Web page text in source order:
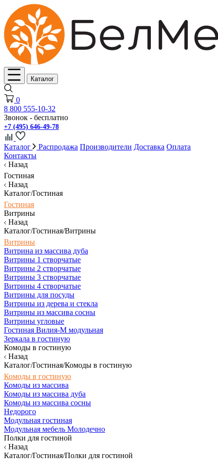
Каталог
0
8 800 555-10-32
Звонок - бесплатно
+7 (495) 646-49-78
Каталог Распродажа Производители Доставка Оплата
Контакты
Назад
Гостиная
Назад
Каталог/Гостиная
Гостиная
Витрины
Назад
Каталог/Гостиная/Витрины
Витрины
Витрина из массива дуба
Витрины 1 створчатые
Витрины 2 створчатые
Витрины 3 створчатые
Витрины 4 створчатые
Витрины для посуды
Витрины из дерева и стекла
Витрины из массива сосны
Витрины угловые
Гостиная Вилия-М модульная
Зеркала в гостиную
Комоды в гостиную
Назад
Каталог/Гостиная/Комоды в гостиную
Комоды в гостиную
Комоды из массива
Комоды из массива дуба
Комоды из массива сосны
Недорого
Модульная гостиная
Модульная мебель Молодечно
Полки для гостиной
Назад
Каталог/Гостиная/Полки для гостиной